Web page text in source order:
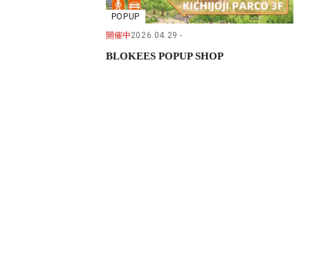
POPUP
開催中2026.04.29
BLOKEES POPUP SHOP